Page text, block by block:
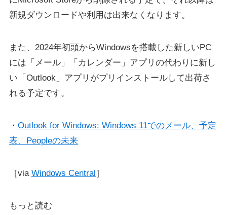
新規ダウンロードや利用は出来なくなります。
また、2024年初頭からWindowsを搭載した新しいPC
には「メール」「カレンダー」アプリの代わりに新し
い「Outlook」アプリがプリインストールして出荷さ
れる予定です。
・ Outlook for Windows: Windows 11でのメール、予定
表、Peopleの未来
［via Windows Central］
もっと読む